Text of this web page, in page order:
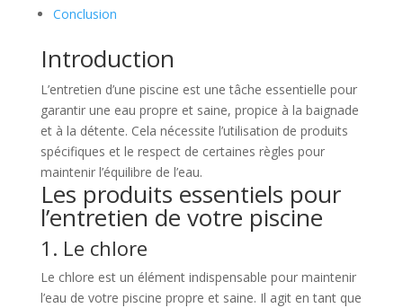
Conclusion
Introduction
L’entretien d’une piscine est une tâche essentielle pour
garantir une eau propre et saine, propice à la baignade
et à la détente. Cela nécessite l’utilisation de produits
spécifiques et le respect de certaines règles pour
maintenir l’équilibre de l’eau.
Les produits essentiels pour
l’entretien de votre piscine
1. Le chlore
Le chlore est un élément indispensable pour maintenir
l’eau de votre piscine propre et saine. Il agit en tant que